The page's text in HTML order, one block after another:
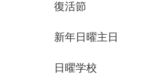
復活節
新年日曜主日
日曜学校